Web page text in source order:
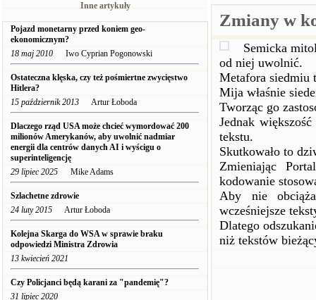
Inne artykuły
Pojazd monetarny przed koniem geo-
ekonomicznym?
18 maj 2010 Iwo Cyprian Pogonowski
Ostateczna klęska, czy też pośmiertne zwycięstwo
Hitlera?
15 październik 2013 Artur Łoboda
Dlaczego rząd USA może chcieć wymordować 200
milionów Amerykanów, aby uwolnić nadmiar
energii dla centrów danych AI i wyścigu o
superinteligencję
29 lipiec 2025 Mike Adams
Szlachetne zdrowie
24 luty 2015 Artur Łoboda
Kolejna Skarga do WSA w sprawie braku
odpowiedzi Ministra Zdrowia
13 kwiecień 2021
Czy Policjanci będą karani za "pandemię"?
31 lipiec 2020
Zmiany w
Semicka
od niej uwolnić.
Metafora siedmiu
Mija właśnie
Tworząc go
Jednak
tekstu.
Skutkowało to
Zmieniając
kodowanie
Aby nie
wcześniejsze
Dlatego
niż tekstów